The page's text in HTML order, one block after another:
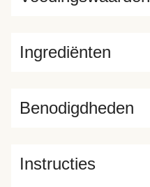
Ingrediënten
Benodigdheden
Instructies